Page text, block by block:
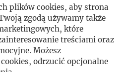
plików cookies, aby strona
zgodą używamy także
które
treściami oraz
Możesz
odrzucić opcjonalne